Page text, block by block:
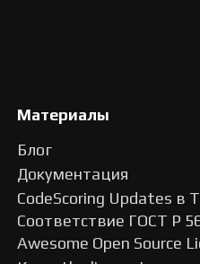
Материалы
Блог
Документация
CodeScoring Updates в
Соответствие ГОСТ Р
Awesome Open Source